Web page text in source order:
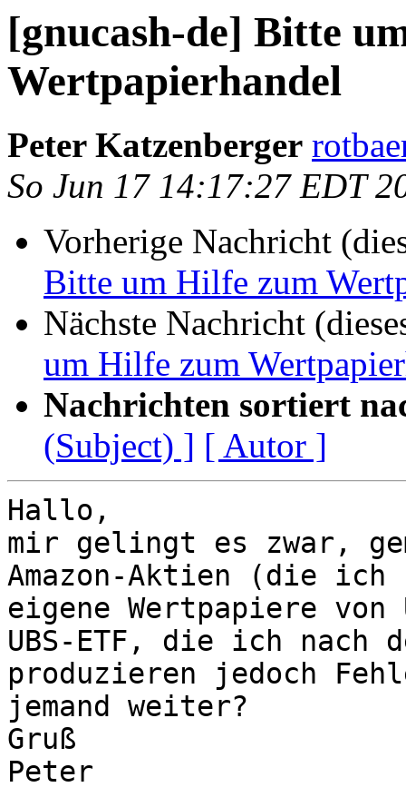
[gnucash-de] Bitte
Wertpapierhandel
Peter Katzenberger
So Jun 17 14:17:27 EDT
Vorherige Nachricht
Bitte um Hilfe zum
Nächste Nachricht
um Hilfe zum
Nachrichten sortiert
(Subject) ] [ Autor ]
Hallo,
mir gelingt es zwar,
Amazon-Aktien (die
eigene Wertpapiere
UBS-ETF, die ich nach
produzieren jedoch
jemand weiter?
Gruß
Peter